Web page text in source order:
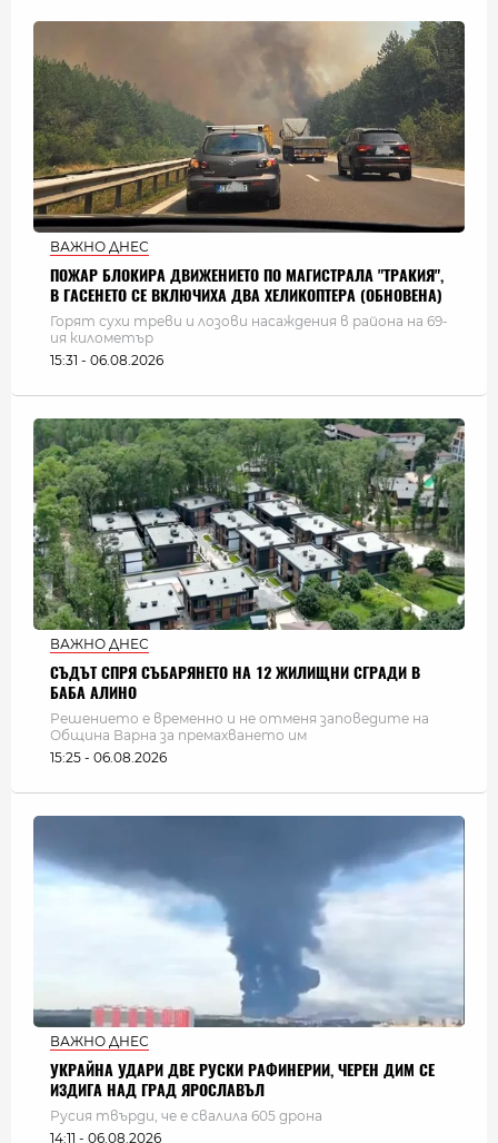
ВАЖНО ДНЕС
ПОЖАР БЛОКИРА ДВИЖЕНИЕТО ПО МАГИСТРАЛА "ТРАКИЯ",
В ГАСЕНЕТО СЕ ВКЛЮЧИХА ДВА ХЕЛИКОПТЕРА (ОБНОВЕНА)
Горят сухи треви и лозови насаждения в района на 69-
ия километър
15:31 - 06.08.2026
ВАЖНО ДНЕС
СЪДЪТ СПРЯ СЪБАРЯНЕТО НА 12 ЖИЛИЩНИ СГРАДИ В
БАБА АЛИНО
Решението е временно и не отменя заповедите на
Община Варна за премахването им
15:25 - 06.08.2026
ВАЖНО ДНЕС
УКРАЙНА УДАРИ ДВЕ РУСКИ РАФИНЕРИИ, ЧЕРЕН ДИМ СЕ
ИЗДИГА НАД ГРАД ЯРОСЛАВЪЛ
Русия твърди, че е свалила 605 дрона
14:11 - 06.08.2026